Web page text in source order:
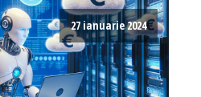
27 ianuarie 2024